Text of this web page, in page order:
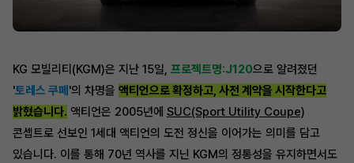
KG 모빌리티(KGM)은 지난 15일, 프로젝트명:J120으로 알려졌던
'토레스 쿠페 '의 차명을 액티언으로 확정하고, 사전 계약을 시작한다고
밝혔습니다. 액티언은 2005년에 SUC(Sport Utility Coupe)
콘셉트로 선보인 1세대 액티언의 도전 정신을 이어가는 의미를 담고
있습니다. 이를 통해 70년 역사를 지닌 KGM의 정통성을 유지하면서도